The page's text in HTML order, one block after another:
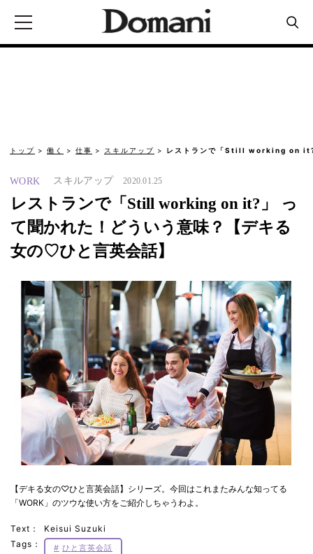
トップ 働く 仕事 スキルアップ レストランで「Still working on
WORK スキルアップ 2020.01.25
レストランで「Still working on it?」 っ
て聞かれた！どういう意味？【デキる
女の♡ひと言英会話】
【デキる女の♡ひと言英会話】シリーズ。今回はこれまたみんな知ってる
「WORK」のツウな使い方をご紹介しちゃうわよ。
Text：
Keisui Suzuki
Tags：
ひと言英会話